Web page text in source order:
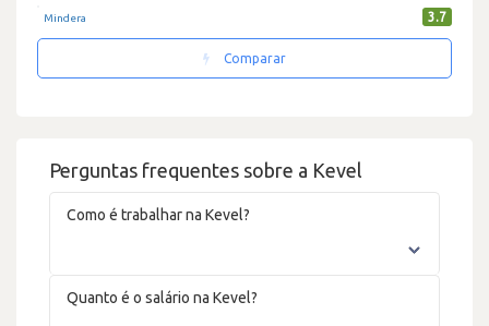
Perguntas frequentes sobre a Kevel
Como é trabalhar na Kevel?
Quanto é o salário na Kevel?
Mindera 3.7
Comparar